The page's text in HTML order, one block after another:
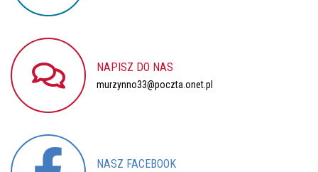
NAPISZ DO NAS
murzynno33@poczta.onet.pl
NASZ FACEBOOK